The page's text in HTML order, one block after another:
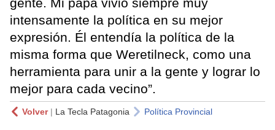
intensamente la política en su mejor
expresión. Él entendía la política de la
misma forma que Weretilneck, como una
herramienta para unir a la gente y lograr lo
mejor para cada vecino”.
Volver| La Tecla Patagonia Política Provincial